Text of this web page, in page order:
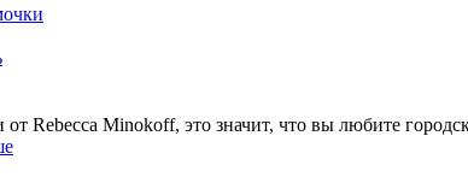
Rebecca Minokoff, это значит, что вы любите